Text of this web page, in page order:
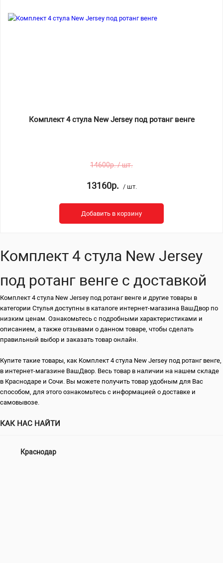
Комплект 4 стула New Jersey под ротанг венге
14600р. / шт.
13160р. / шт.
Добавить в корзину
Комплект 4 стула New Jersey
под ротанг венге с доставкой
Комплект 4 стула New Jersey под ротанг венге и другие товары в
категории Стулья доступны в каталоге интернет-магазина ВашДвор по
низким ценам. Ознакомьтесь с подробными характеристиками и
описанием, а также отзывами о данном товаре, чтобы сделать
правильный выбор и заказать товар онлайн.
Купите такие товары, как Комплект 4 стула New Jersey под ротанг венге,
в интернет-магазине ВашДвор. Весь товар в наличии на нашем складе
в Краснодаре и Сочи. Вы можете получить товар удобным для Вас
способом, для этого ознакомьтесь с информацией о доставке и
самовывозе.
КАК НАС НАЙТИ
Краснодар